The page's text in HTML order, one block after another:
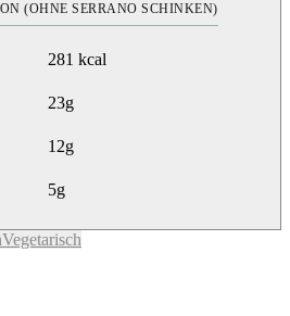
(OHNE SERRANO SCHINKEN)
281 kcal
23g
12g
5g
Vegetarisch